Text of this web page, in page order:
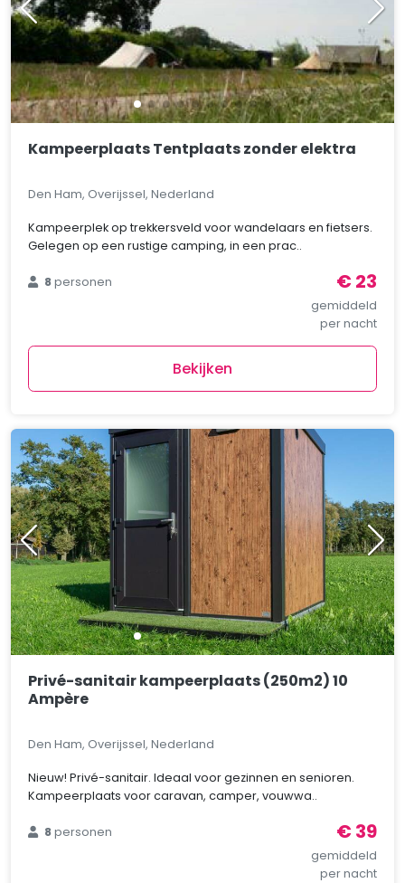
Kampeerplaats Tentplaats zonder elektra
Den Ham, Overijssel, Nederland
Kampeerplek op trekkersveld voor wandelaars en fietsers.
Gelegen op een rustige camping, in een prac..
8personen € 23
gemiddeld
per nacht
Bekijken
Privé-sanitair kampeerplaats (250m2) 10
Ampère
Den Ham, Overijssel, Nederland
Nieuw! Privé-sanitair. Ideaal voor gezinnen en senioren.
Kampeerplaats voor caravan, camper, vouwwa..
8personen € 39
gemiddeld
per nacht